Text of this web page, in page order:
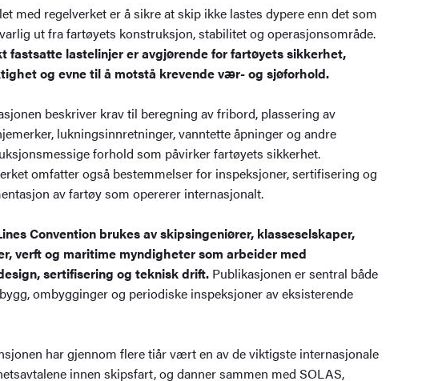
med regelverket er å sikre at skip ikke lastes dypere enn det som
ut fra fartøyets konstruksjon, stabilitet og operasjonsområde.
fastsatte lastelinjer er avgjørende for fartøyets sikkerhet,
og evne til å motstå krevende vær- og sjøforhold.
beskriver krav til beregning av fribord, plassering av
lukningsinnretninger, vanntette åpninger og andre
forhold som påvirker fartøyets sikkerhet.
omfatter også bestemmelser for inspeksjoner, sertifisering og
av fartøy som opererer internasjonalt.
Convention brukes av skipsingeniører, klasseselskaper,
verft og maritime myndigheter som arbeider med
sertifisering og teknisk drift.Publikasjonen er sentral både
ombygginger og periodiske inspeksjoner av eksisterende
har gjennom flere tiår vært en av de viktigste internasjonale
innen skipsfart, og danner sammen med SOLAS,